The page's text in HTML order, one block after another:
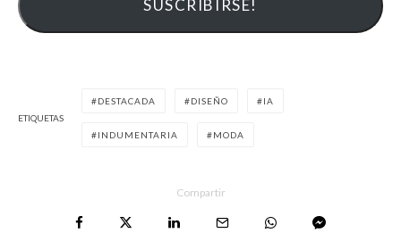
ETIQUETAS
DESTACADA DISEÑO IA
INDUMENTARIA MODA
Compartir